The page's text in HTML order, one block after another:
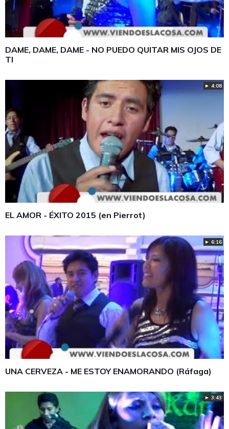
DAME, DAME, DAME - NO PUEDO QUITAR MIS OJOS DE
TI
► 4:08
EL AMOR - ÉXITO 2015 (en Pierrot)
► 6:16
UNA CERVEZA - ME ESTOY ENAMORANDO (Ráfaga)
► 3:43